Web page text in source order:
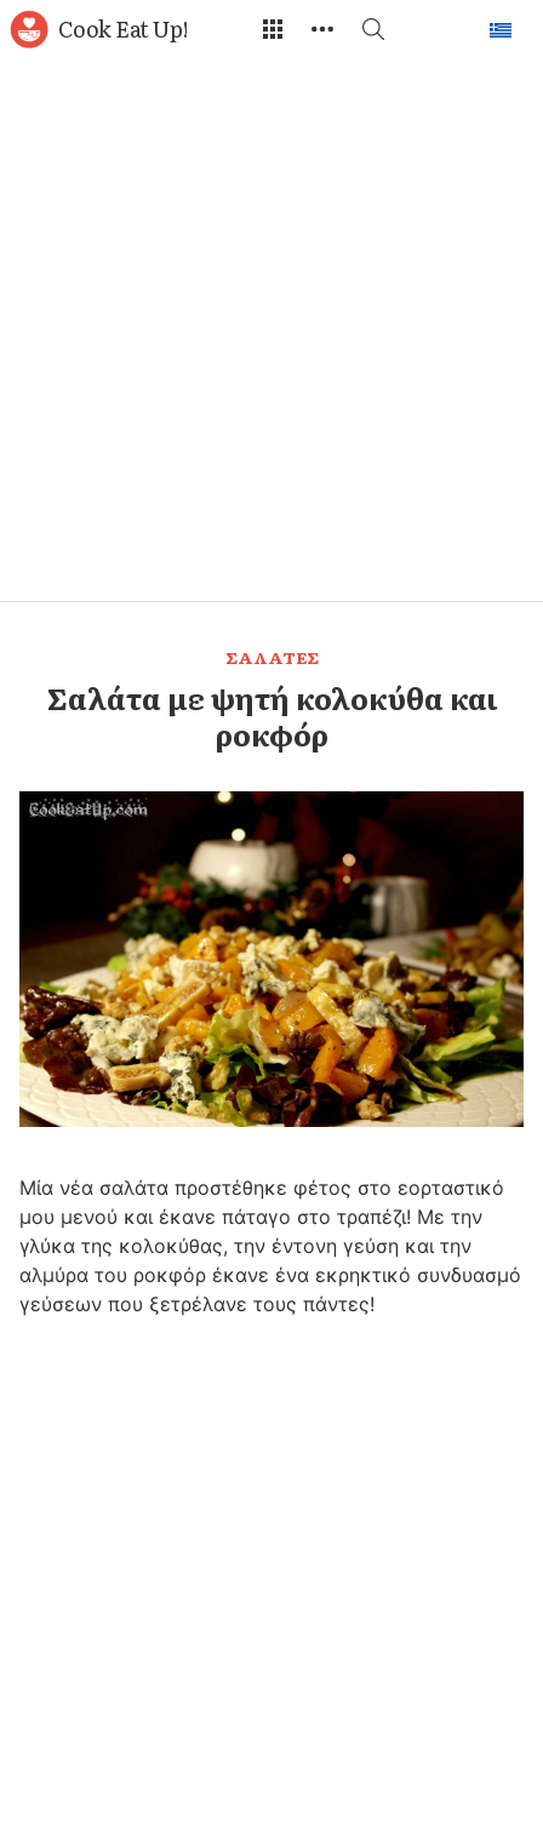
Cook Eat Up!
ΣΑΛΑΤΕΣ
Σαλάτα με ψητή κολοκύθα και
ροκφόρ
Μία νέα σαλάτα προστέθηκε φέτος στο εορταστικό
μου μενού και έκανε πάταγο στο τραπέζι! Με την
γλύκα της κολοκύθας, την έντονη γεύση και την
αλμύρα του ροκφόρ έκανε ένα εκρηκτικό συνδυασμό
γεύσεων που ξετρέλανε τους πάντες!